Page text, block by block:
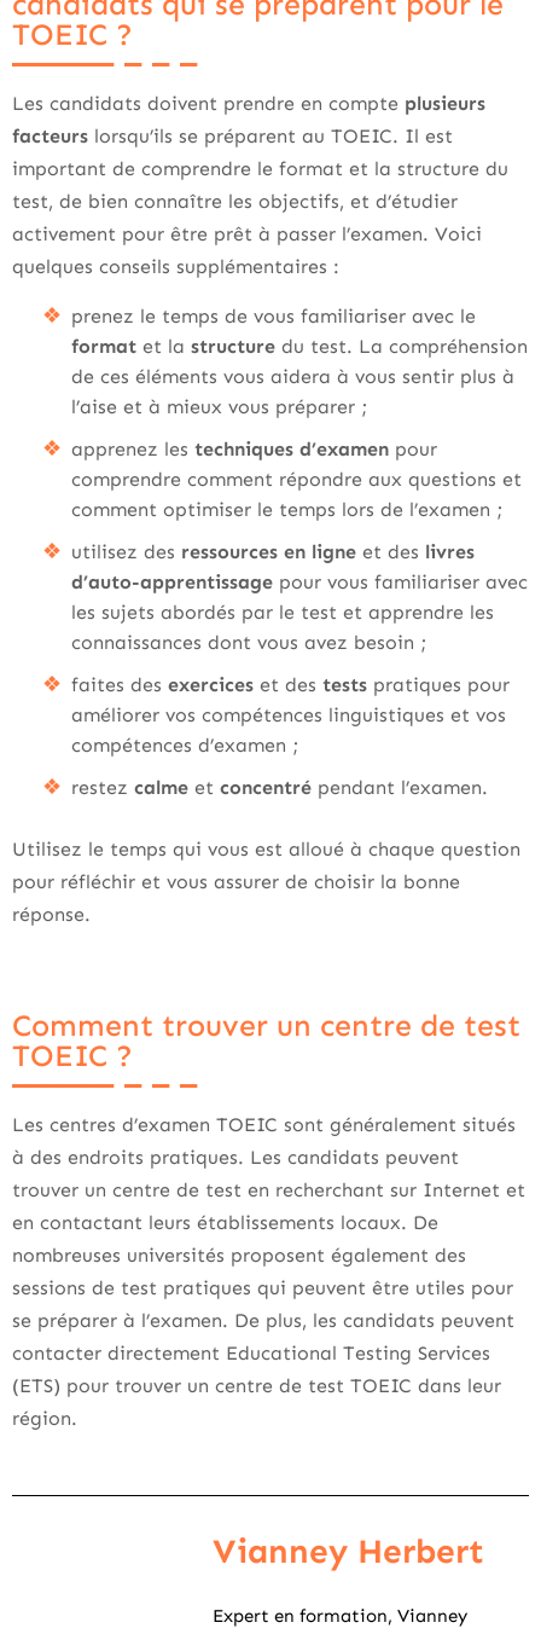
TOEIC ?
Les candidats doivent prendre en compte plusieurs
facteurs lorsqu’ils se préparent au TOEIC. Il est
important de comprendre le format et la structure du
test, de bien connaître les objectifs, et d’étudier
activement pour être prêt à passer l’examen. Voici
quelques conseils supplémentaires :
prenez le temps de vous familiariser avec le
format et la structure du test. La compréhension
de ces éléments vous aidera à vous sentir plus à
l’aise et à mieux vous préparer ;
apprenez les techniques d’examen pour
comprendre comment répondre aux questions et
comment optimiser le temps lors de l’examen ;
utilisez des ressources en ligne et des livres
d’auto-apprentissage pour vous familiariser avec
les sujets abordés par le test et apprendre les
connaissances dont vous avez besoin ;
faites des exercices et des tests pratiques pour
améliorer vos compétences linguistiques et vos
compétences d’examen ;
restez calme et concentré pendant l’examen.
Utilisez le temps qui vous est alloué à chaque question
pour réfléchir et vous assurer de choisir la bonne
réponse.
Comment trouver un centre de test
TOEIC ?
Les centres d’examen TOEIC sont généralement situés
à des endroits pratiques. Les candidats peuvent
trouver un centre de test en recherchant sur Internet et
en contactant leurs établissements locaux. De
nombreuses universités proposent également des
sessions de test pratiques qui peuvent être utiles pour
se préparer à l’examen. De plus, les candidats peuvent
contacter directement Educational Testing Services
(ETS) pour trouver un centre de test TOEIC dans leur
région.
Vianney Herbert
Expert en formation, Vianney